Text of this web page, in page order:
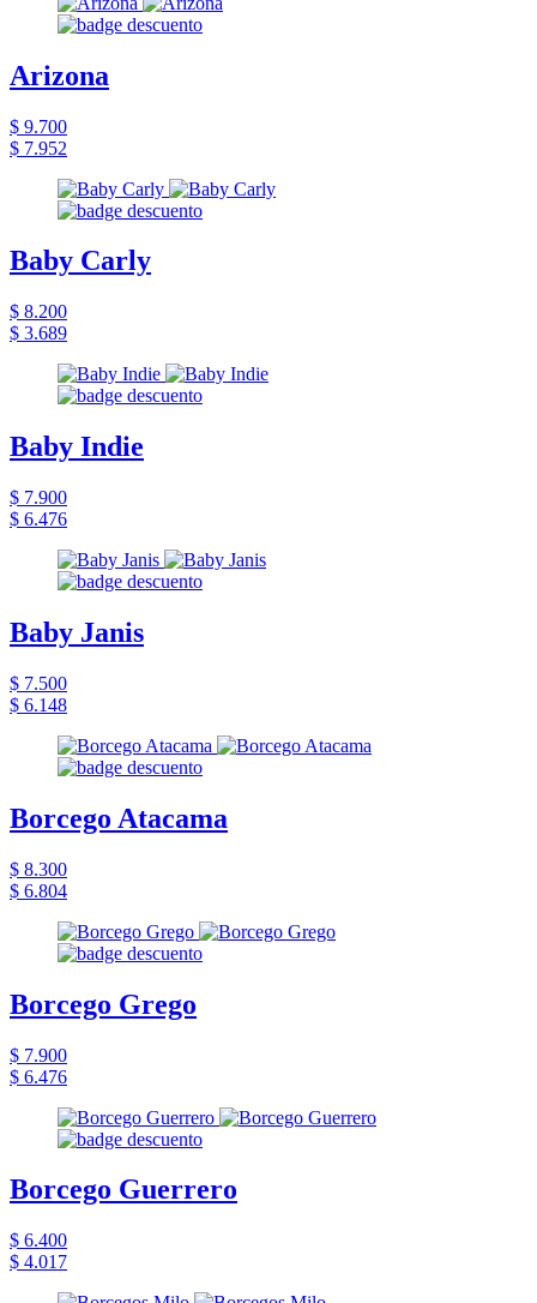
Arizona
$ 9.700
$ 7.952
Baby Carly
$ 8.200
$ 3.689
Baby Indie
$ 7.900
$ 6.476
Baby Janis
$ 7.500
$ 6.148
Borcego Atacama
$ 8.300
$ 6.804
Borcego Grego
$ 7.900
$ 6.476
Borcego Guerrero
$ 6.400
$ 4.017